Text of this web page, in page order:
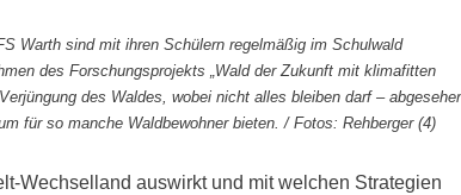
Warth sind mit ihren Schülern regelmäßig im Schulwald
des Forschungsprojekts „Wald der Zukunft mit klimafitten
des Waldes, wobei nicht alles bleiben darf –
für so manche Waldbewohner bieten. / Fotos: Rehberger (4)
Wechselland auswirkt und mit welchen Strategien